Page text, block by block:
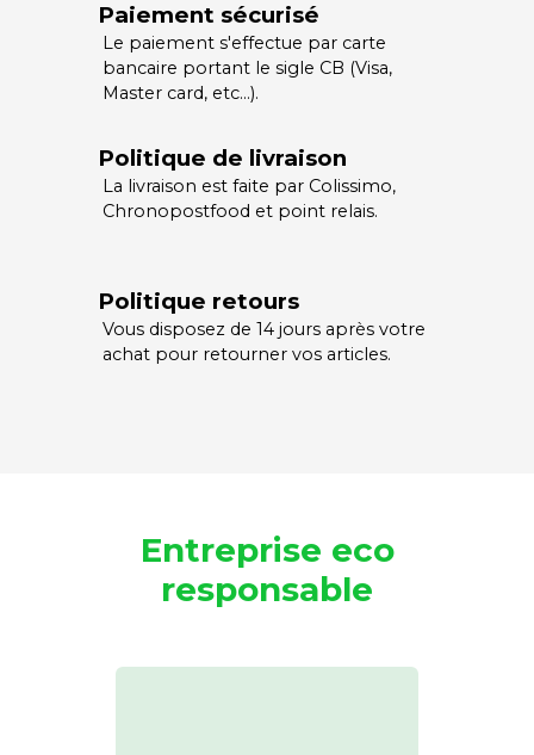
Paiement sécurisé
Le paiement s'effectue par carte
bancaire portant le sigle CB (Visa,
Master card, etc…).
Politique de livraison
La livraison est faite par Colissimo,
Chronopostfood et point relais.
Politique retours
Vous disposez de 14 jours après votre
achat pour retourner vos articles.
Entreprise eco
responsable